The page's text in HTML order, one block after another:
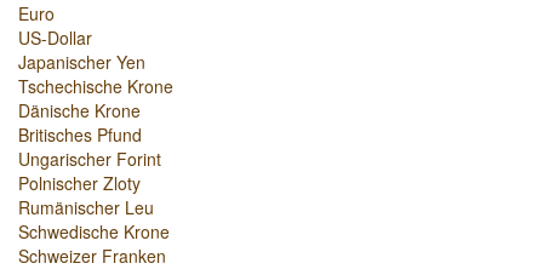
Euro
US-Dollar
Japanischer Yen
Tschechische Krone
Dänische Krone
Britisches Pfund
Ungarischer Forint
Polnischer Zloty
Rumänischer Leu
Schwedische Krone
Schweizer Franken